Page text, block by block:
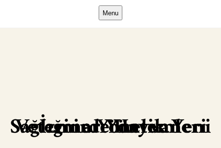
Menu
İzmirde Hayvan Sağlığına Yönelik Yeni Veteriner Yöntemleri